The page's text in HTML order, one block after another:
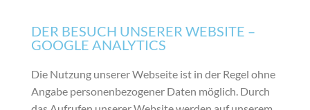
DER BESUCH UNSERER WEBSITE –
GOOGLE ANALYTICS
Die Nutzung unserer Webseite ist in der Regel ohne
Angabe personenbezogener Daten möglich. Durch